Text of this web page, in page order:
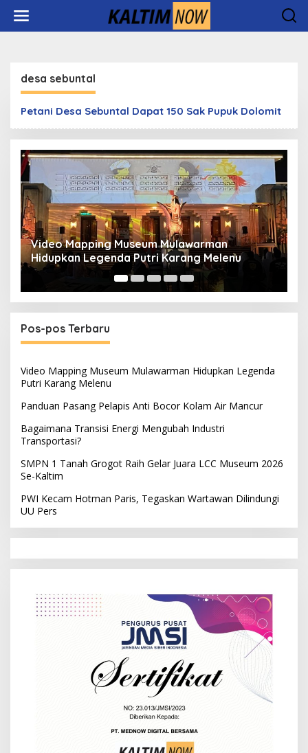
konten
desa sebuntal
Petani Desa Sebuntal Dapat 150 Sak Pupuk Dolomit
Video Mapping Museum Mulawarman
Hidupkan Legenda Putri Karang Melenu
Pos-pos Terbaru
Video Mapping Museum Mulawarman Hidupkan Legenda
Putri Karang Melenu
Panduan Pasang Pelapis Anti Bocor Kolam Air Mancur
Bagaimana Transisi Energi Mengubah Industri
Transportasi?
SMPN 1 Tanah Grogot Raih Gelar Juara LCC Museum 2026
Se-Kaltim
PWI Kecam Hotman Paris, Tegaskan Wartawan Dilindungi
UU Pers